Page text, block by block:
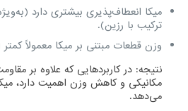
میکا انعطاف‌پذیری بیشتری دارد
ترکیب با رزین).
وزن قطعات مبتنی بر میکا معمولاً
نتیجه: در کاربردهایی که علاوه بر
مکانیکی و کاهش وزن اهمیت دارد،
می‌دهد.